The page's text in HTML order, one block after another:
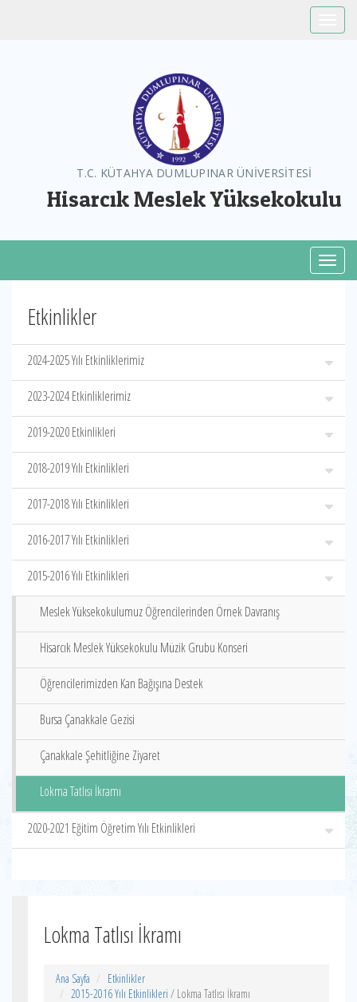
T.C. KÜTAHYA DUMLUPINAR ÜNİVERSİTESİ
Hisarcık Meslek Yüksekokulu
Etkinlikler
2024-2025 Yılı Etkinliklerimiz
2023-2024 Etkinliklerimiz
2019-2020 Etkinlikleri
2018-2019 Yılı Etkinlikleri
2017-2018 Yılı Etkinlikleri
2016-2017 Yılı Etkinlikleri
2015-2016 Yılı Etkinlikleri
Meslek Yüksekokulumuz Öğrencilerinden Örnek Davranış
Hisarcık Meslek Yüksekokulu Müzik Grubu Konseri
Öğrencilerimizden Kan Bağışına Destek
Bursa Çanakkale Gezisi
Çanakkale Şehitliğine Ziyaret
Lokma Tatlısı İkramı
2020-2021 Eğitim Öğretim Yılı Etkinlikleri
Lokma Tatlısı İkramı
Ana Sayfa
Etkinlikler
2015-2016 Yılı Etkinlikleri / Lokma Tatlısı İkramı